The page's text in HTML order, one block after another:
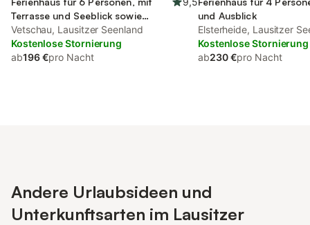
Terrasse und Seeblick sowie
Ausblick
Vetschau, Lausitzer Seenland
Kostenlose Stornierung
ab196 €pro Nacht
und Ausblick
Elsterheide, Lausitzer
Kostenlose Stornierung
ab230 €pro Nacht
Andere Urlaubsideen und
Unterkunftsarten im Lausitzer